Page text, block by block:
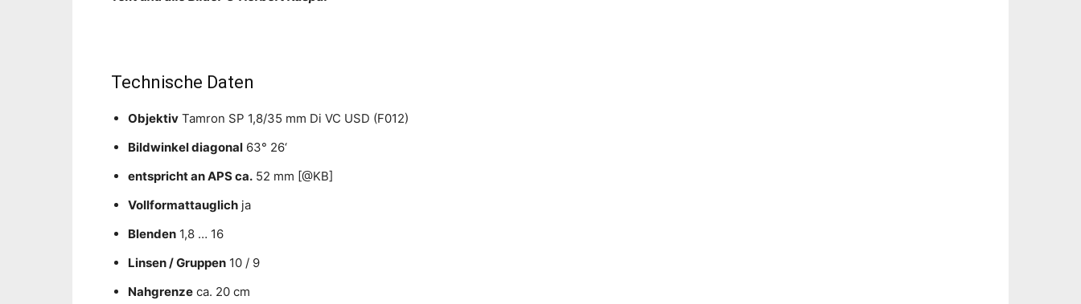
Technische Daten
Objektiv Tamron SP 1,8/35 mm Di VC USD (F012)
Bildwinkel diagonal 63° 26‘
entspricht an APS ca. 52 mm [@KB]
Vollformattauglich ja
Blenden 1,8 … 16
Linsen / Gruppen 10 / 9
Nahgrenze ca. 20 cm